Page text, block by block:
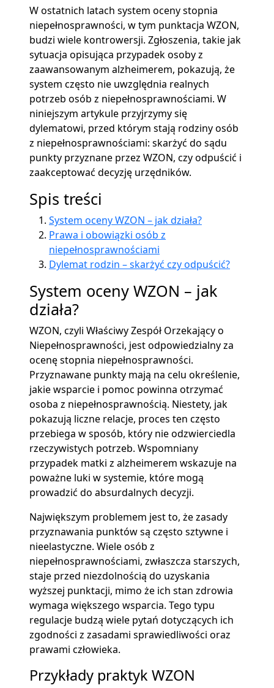
W ostatnich latach system oceny stopnia
niepełnosprawności, w tym punktacja WZON,
budzi wiele kontrowersji. Zgłoszenia, takie jak
sytuacja opisująca przypadek osoby z
zaawansowanym alzheimerem, pokazują, że
system często nie uwzględnia realnych
potrzeb osób z niepełnosprawnościami. W
niniejszym artykule przyjrzymy się
dylematowi, przed którym stają rodziny osób
z niepełnosprawnościami: skarżyć do sądu
punkty przyznane przez WZON, czy odpuścić i
zaakceptować decyzję urzędników.
Spis treści
System oceny WZON – jak działa?
Prawa i obowiązki osób z
niepełnosprawnościami
Dylemat rodzin – skarżyć czy odpuścić?
System oceny WZON – jak
działa?
WZON, czyli Właściwy Zespół Orzekający o
Niepełnosprawności, jest odpowiedzialny za
ocenę stopnia niepełnosprawności.
Przyznawane punkty mają na celu określenie,
jakie wsparcie i pomoc powinna otrzymać
osoba z niepełnosprawnością. Niestety, jak
pokazują liczne relacje, proces ten często
przebiega w sposób, który nie odzwierciedla
rzeczywistych potrzeb. Wspomniany
przypadek matki z alzheimerem wskazuje na
poważne luki w systemie, które mogą
prowadzić do absurdalnych decyzji.
Największym problemem jest to, że zasady
przyznawania punktów są często sztywne i
nieelastyczne. Wiele osób z
niepełnosprawnościami, zwłaszcza starszych,
staje przed niezdolnością do uzyskania
wyższej punktacji, mimo że ich stan zdrowia
wymaga większego wsparcia. Tego typu
regulacje budzą wiele pytań dotyczących ich
zgodności z zasadami sprawiedliwości oraz
prawami człowieka.
Przykłady praktyk WZON